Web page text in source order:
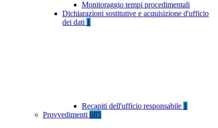
Monitoraggio tempi procedimentali
Dichiarazioni sostitutive e acquisizione d'ufficio
dei dati 1
Recapiti dell'ufficio responsabile 1
Provvedimenti 685